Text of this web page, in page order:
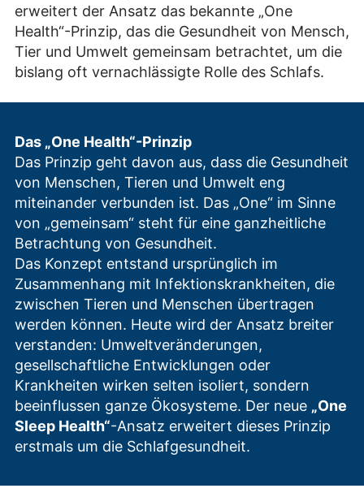
erweitert der Ansatz das bekannte „One
Health“-Prinzip, das die Gesundheit von Mensch,
Tier und Umwelt gemeinsam betrachtet, um die
bislang oft vernachlässigte Rolle des Schlafs.
Das „One Health“-Prinzip
Das Prinzip geht davon aus, dass die Gesundheit
von Menschen, Tieren und Umwelt eng
miteinander verbunden ist. Das „One“ im Sinne
von „gemeinsam“ steht für eine ganzheitliche
Betrachtung von Gesundheit.
Das Konzept entstand ursprünglich im
Zusammenhang mit Infektionskrankheiten, die
zwischen Tieren und Menschen übertragen
werden können. Heute wird der Ansatz breiter
verstanden: Umweltveränderungen,
gesellschaftliche Entwicklungen oder
Krankheiten wirken selten isoliert, sondern
beeinflussen ganze Ökosysteme. Der neue „One
Sleep Health“-Ansatz erweitert dieses Prinzip
erstmals um die Schlafgesundheit.